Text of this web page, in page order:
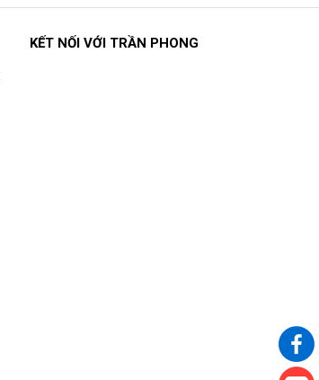
KẾT NỐI VỚI TRẦN PHONG